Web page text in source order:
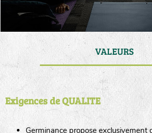
VALEURS
Exigences de QUALITE
Germinance propose exclusivement